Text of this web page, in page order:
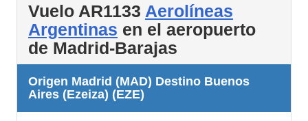
Vuelo AR1133 Aerolíneas
Argentinas en el aeropuerto
de Madrid-Barajas
Origen Madrid (MAD) Destino Buenos
Aires (Ezeiza) (EZE)